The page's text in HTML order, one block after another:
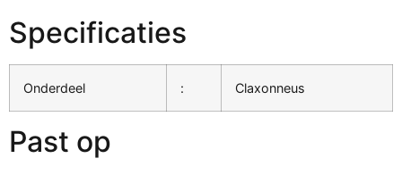
Specificaties
Onderdeel : Claxonneus
Past op